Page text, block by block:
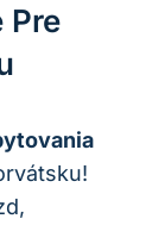
Pre